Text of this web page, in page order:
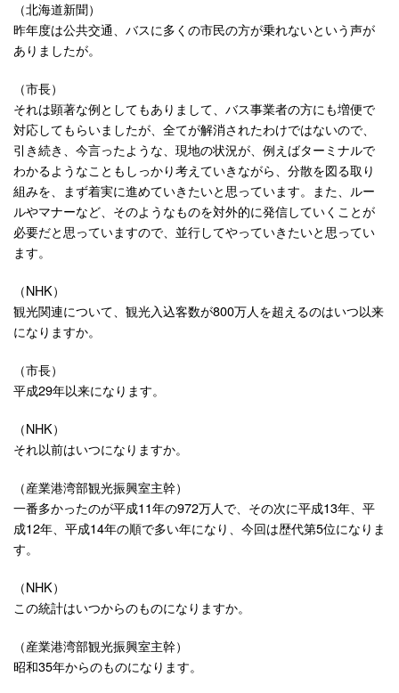
（北海道新聞）
昨年度は公共交通、バスに多くの市民の方が乗れないという声が
ありましたが。
（市長）
それは顕著な例としてもありまして、バス事業者の方にも増便で
対応してもらいましたが、全てが解消されたわけではないので、
引き続き、今言ったような、現地の状況が、例えばターミナルで
わかるようなこともしっかり考えていきながら、分散を図る取り
組みを、まず着実に進めていきたいと思っています。また、ルー
ルやマナーなど、そのようなものを対外的に発信していくことが
必要だと思っていますので、並行してやっていきたいと思ってい
ます。
（NHK）
観光関連について、観光入込客数が800万人を超えるのはいつ以来
になりますか。
（市長）
平成29年以来になります。
（NHK）
それ以前はいつになりますか。
（産業港湾部観光振興室主幹）
一番多かったのが平成11年の972万人で、その次に平成13年、平
成12年、平成14年の順で多い年になり、今回は歴代第5位になりま
す。
（NHK）
この統計はいつからのものになりますか。
（産業港湾部観光振興室主幹）
昭和35年からのものになります。